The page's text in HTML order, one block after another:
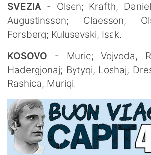
SVEZIA - Olsen; Krafth,
Augustinsson; Claesson,
Forsberg; Kulusevski, Isak.
KOSOVO - Muric; Vojvoda,
Hadergjonaj; Bytyqi, Loshaj,
Rashica, Muriqi.